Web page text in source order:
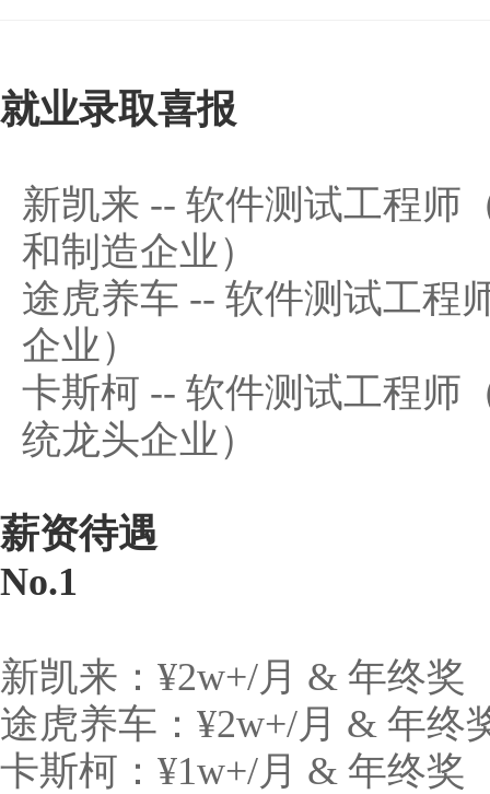
就业录取喜报
新凯来 -- 软件测试工程师
和制造企业）
途虎养车 -- 软件测试工程
企业）
卡斯柯 -- 软件测试工程师
统龙头企业）
薪资待遇
No.1
新凯来：¥2w+/月 & 年终奖
途虎养车：¥2w+/月 & 年终
卡斯柯：¥1w+/月 & 年终奖